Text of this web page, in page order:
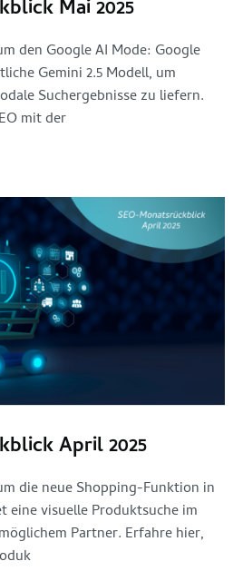
Mai 2025
den Google AI Mode: Google
Gemini 2.5 Modell, um
Suchergebnisse zu liefern.
mit der
April 2025
die neue Shopping-Funktion in
eine visuelle Produktsuche im
Partner. Erfahre hier,